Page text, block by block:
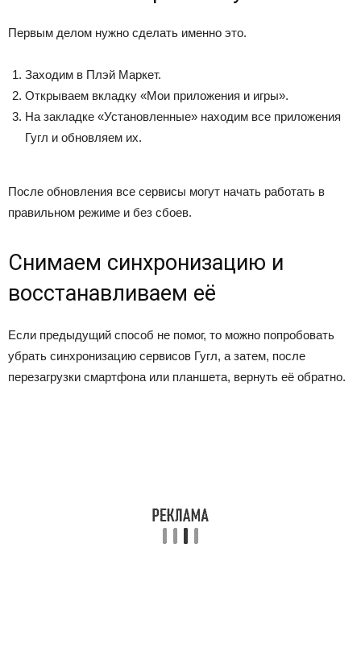
Первым делом нужно сделать именно это.
Заходим в Плэй Маркет.
Открываем вкладку «Мои приложения и игры».
На закладке «Установленные» находим все приложения
Гугл и обновляем их.
После обновления все сервисы могут начать работать в
правильном режиме и без сбоев.
Снимаем синхронизацию и
восстанавливаем её
Если предыдущий способ не помог, то можно попробовать
убрать синхронизацию сервисов Гугл, а затем, после
перезагрузки смартфона или планшета, вернуть её обратно.